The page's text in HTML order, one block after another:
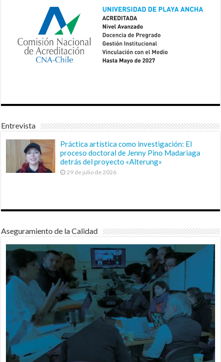
Entrevista
Práctica artística como investigación: El
proceso doctoral de Jenny Pino Madariaga
detrás del proyecto «Alterung»
29 de julio de 2026
Aseguramiento de la Calidad